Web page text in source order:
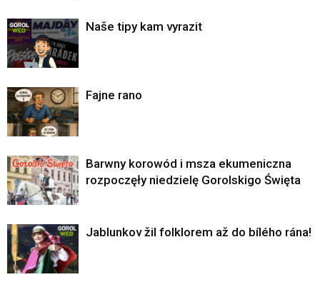
Naše tipy kam vyrazit
Fajne rano
Barwny korowód i msza ekumeniczna
rozpoczęły niedzielę Gorolskigo Święta
Jablunkov žil folklorem až do bílého rána!